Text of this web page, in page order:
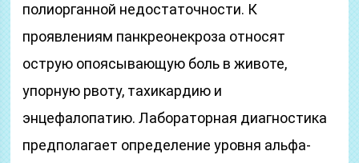
полиорганной недостаточности. К
проявлениям панкреонекроза относят
острую опоясывающую боль в животе,
упорную рвоту, тахикардию и
энцефалопатию. Лабораторная диагностика
предполагает определение уровня альфа-